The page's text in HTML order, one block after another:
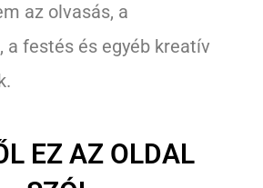
az olvasás, a
a festés és egyéb kreatív
EZ AZ OLDAL